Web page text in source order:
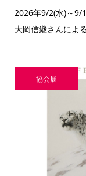
2026年9/2(水)～9/
大岡信継さんによ
協会展